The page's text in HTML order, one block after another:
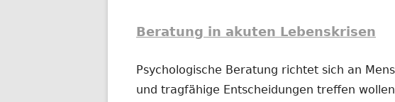
Beratung in akuten Lebenskrisen
Psychologische Beratung richtet sich an
und tragfähige Entscheidungen treffen